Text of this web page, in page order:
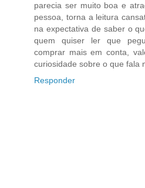
parecia ser muito boa e
pessoa, torna a leitura
na expectativa de saber o
quem quiser ler que
comprar mais em conta,
curiosidade sobre o que fala
Responder